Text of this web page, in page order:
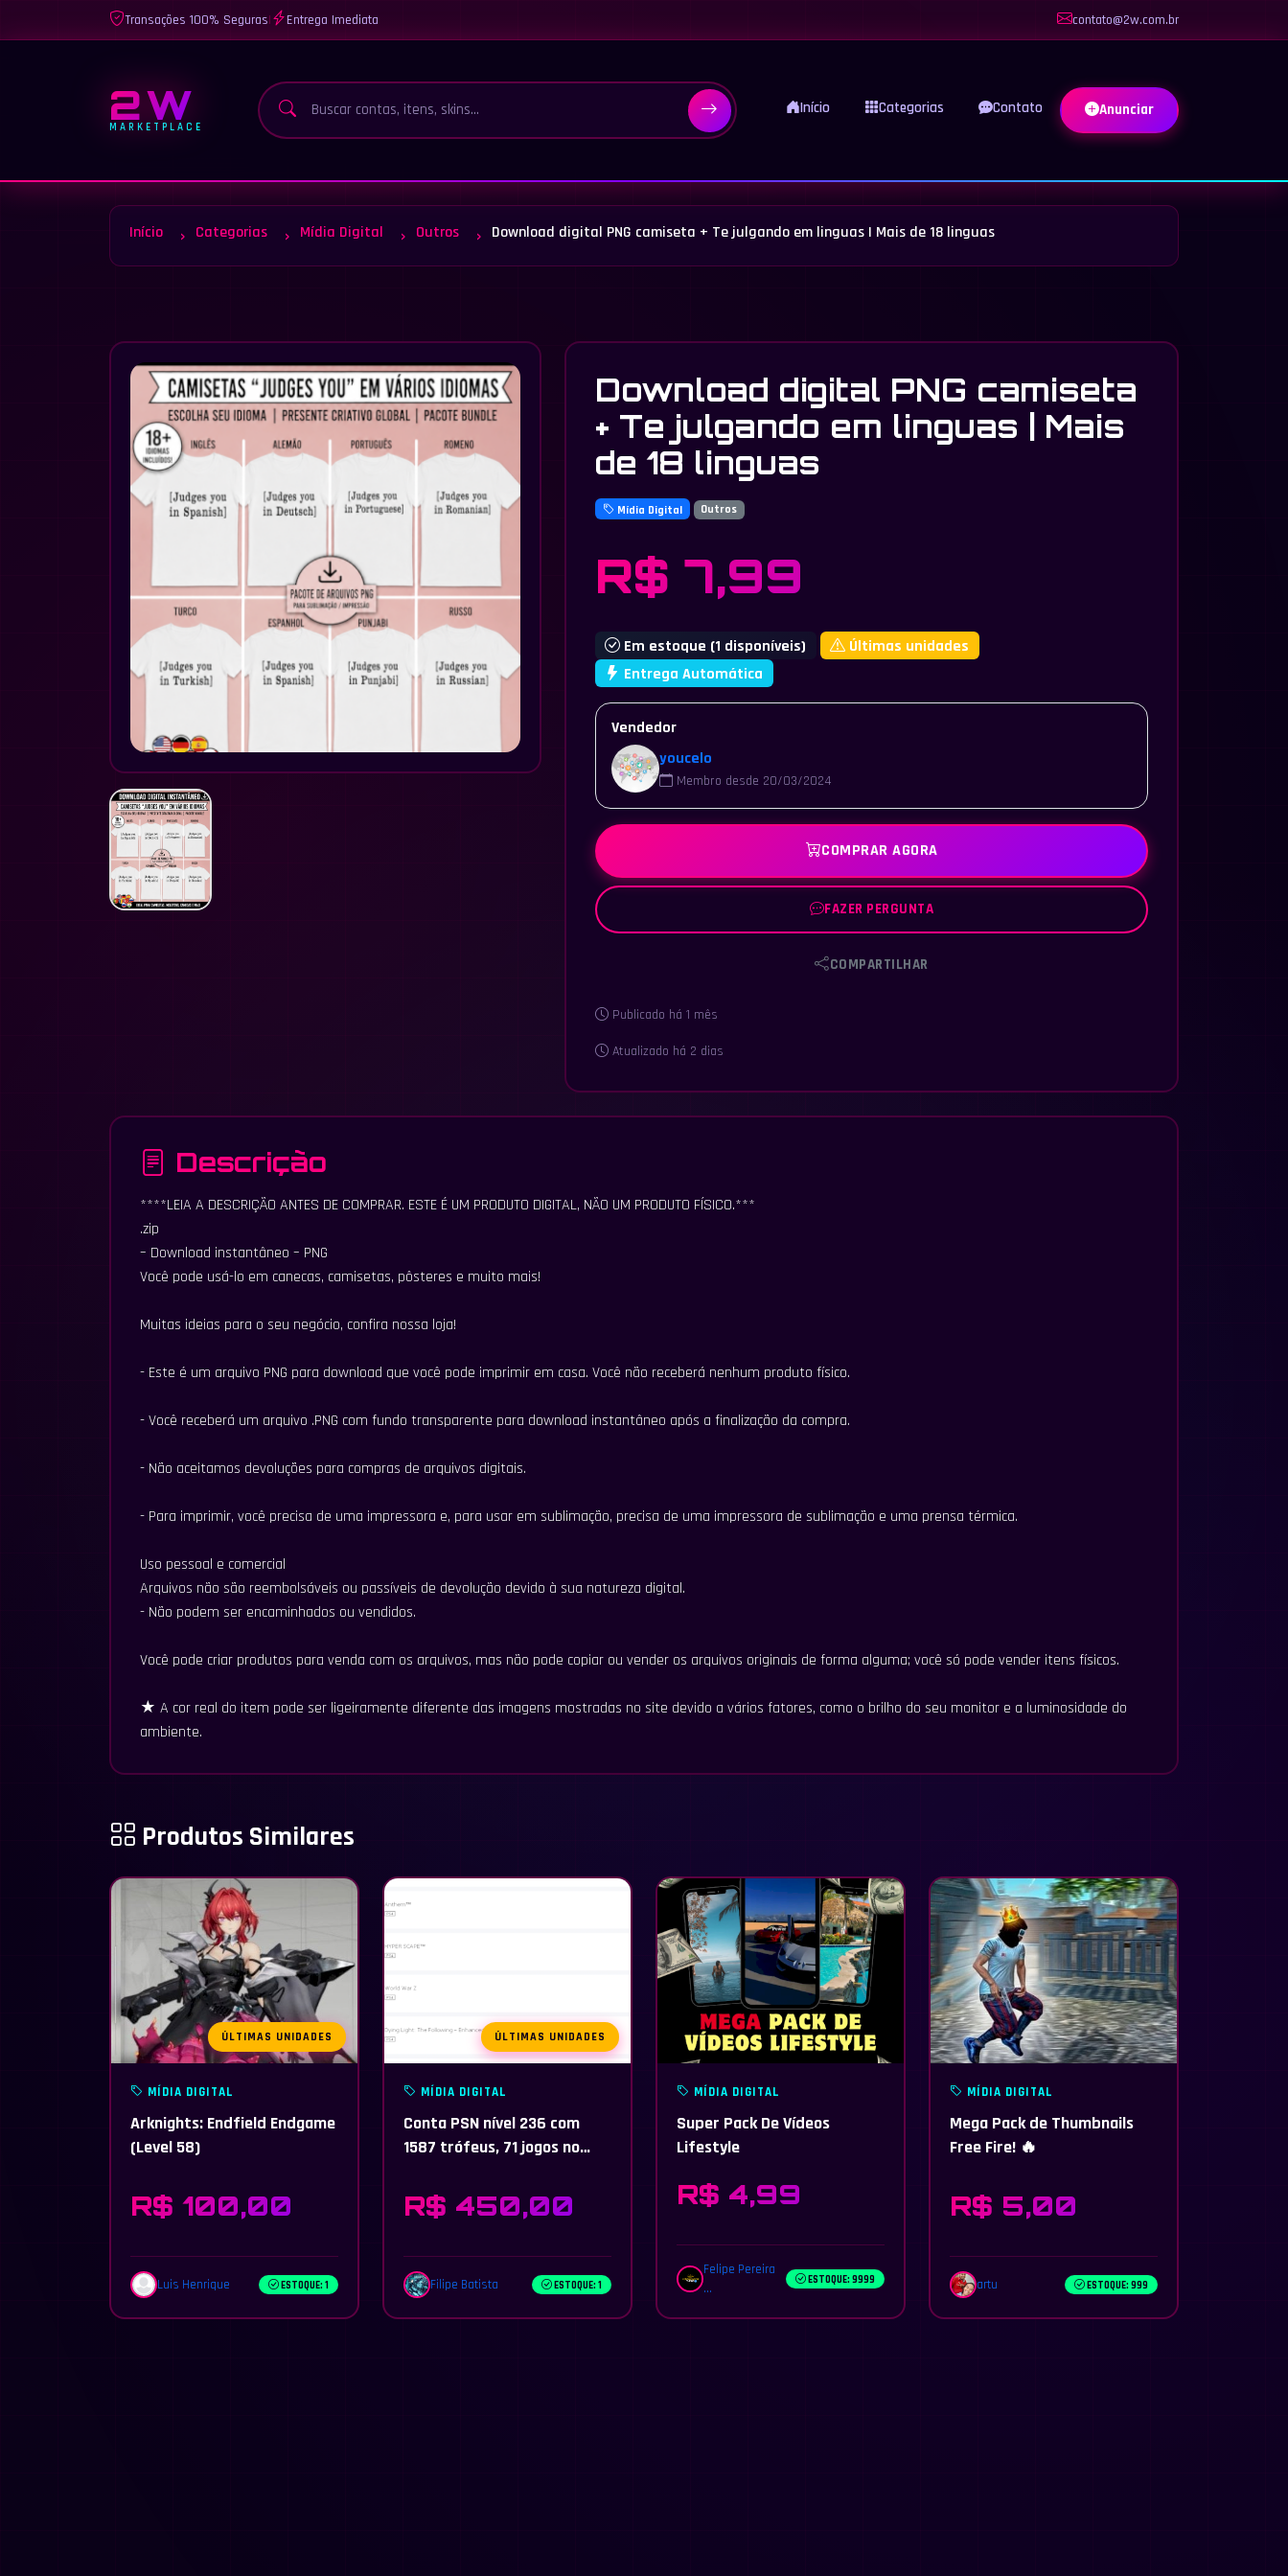
Transações 100% Seguras| Entrega Imediata contato@2w.com.br
2W
MARKETPLACE
Início Categorias Contato Anunciar
Início Categorias Mídia Digital Outros Download digital PNG camiseta + Te julgando em linguas | Mais de 18 linguas
Download digital PNG camiseta
+ Te julgando em linguas | Mais
de 18 linguas
Mídia Digital Outros
R$ 7,99
Em estoque (1 disponíveis)
Últimas unidades
Entrega Automática
Vendedor
youcelo
Membro desde 20/03/2024
COMPRAR AGORA
FAZER PERGUNTA
COMPARTILHAR
Publicado há 1 mês
Atualizado há 2 dias
Descrição
****LEIA A DESCRIÇÃO ANTES DE COMPRAR. ESTE É UM PRODUTO DIGITAL, NÃO UM PRODUTO FÍSICO.***
.zip
– Download instantâneo – PNG
Você pode usá-lo em canecas, camisetas, pôsteres e muito mais!
Muitas ideias para o seu negócio, confira nossa loja!
- Este é um arquivo PNG para download que você pode imprimir em casa. Você não receberá nenhum produto físico.
- Você receberá um arquivo .PNG com fundo transparente para download instantâneo após a finalização da compra.
- Não aceitamos devoluções para compras de arquivos digitais.
- Para imprimir, você precisa de uma impressora e, para usar em sublimação, precisa de uma impressora de sublimação e uma prensa térmica.
Uso pessoal e comercial
Arquivos não são reembolsáveis ​​ou passíveis de devolução devido à sua natureza digital.
- Não podem ser encaminhados ou vendidos.
Você pode criar produtos para venda com os arquivos, mas não pode copiar ou vender os arquivos originais de forma alguma; você só pode vender itens físicos.
★ A cor real do item pode ser ligeiramente diferente das imagens mostradas no site devido a vários fatores, como o brilho do seu monitor e a luminosidade do
ambiente.
Produtos Similares
ÚLTIMAS UNIDADES
MÍDIA DIGITAL
Arknights: Endfield Endgame
(Level 58)
R$ 100,00
Luis Henrique ESTOQUE: 1
ÚLTIMAS UNIDADES
MÍDIA DIGITAL
Conta PSN nível 236 com
1587 trófeus, 71 jogos no
R$ 450,00
Filipe Batista ESTOQUE: 1
MÍDIA DIGITAL
Super Pack De Vídeos
Lifestyle
R$ 4,99
Felipe Pereira
...
ESTOQUE: 9999
MÍDIA DIGITAL
Mega Pack de Thumbnails
Free Fire! 🔥
R$ 5,00
artu ESTOQUE: 999